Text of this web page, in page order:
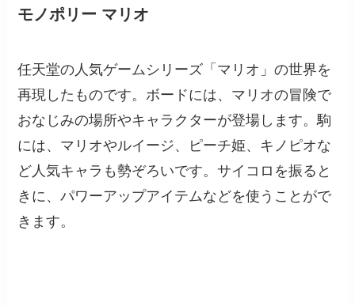
モノポリー マリオ
任天堂の人気ゲームシリーズ「マリオ」の世界を
再現したものです。ボードには、マリオの冒険で
おなじみの場所やキャラクターが登場します。駒
には、マリオやルイージ、ピーチ姫、キノピオな
ど人気キャラも勢ぞろいです。サイコロを振ると
きに、パワーアップアイテムなどを使うことがで
きます。